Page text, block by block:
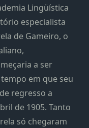
Lingüística
especialista
de Gameiro, o
a ser
em que seu
regresso a
de 1905. Tanto
só chegaram